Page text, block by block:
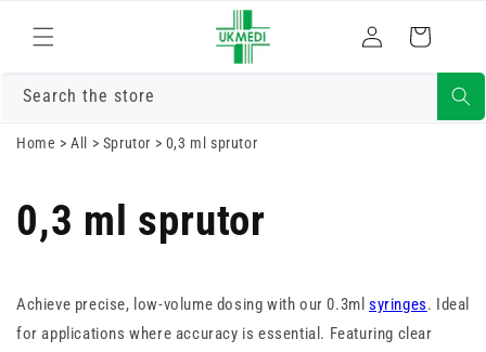
innehåll
in
Varukorg
Search the store
Home >All > Sprutor > 0,3 ml sprutor
0,3 ml sprutor
Achieve precise, low-volume dosing with our 0.3ml syringes. Ideal
for applications where accuracy is essential. Featuring clear